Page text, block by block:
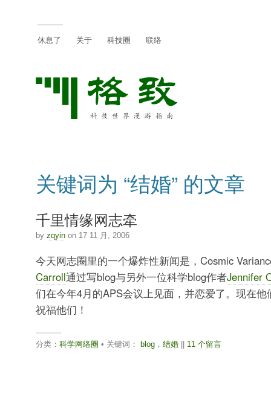
休息了 关于 科技圈 联络
关键词为 “结婚” 的文章
千里情缘网志牵
by zqyinon 17 11 月, 2006
今天网志圈里的一个爆炸性新闻是，Cosmic
Carroll通过写blog与另外一位科学blog作者Jennifer
们在今年4月的APS会议上见面，并恋爱了。现在他
祝福他们！
分类： 科学网络圈 • 关键词： blog， 结婚|| 11 个留言